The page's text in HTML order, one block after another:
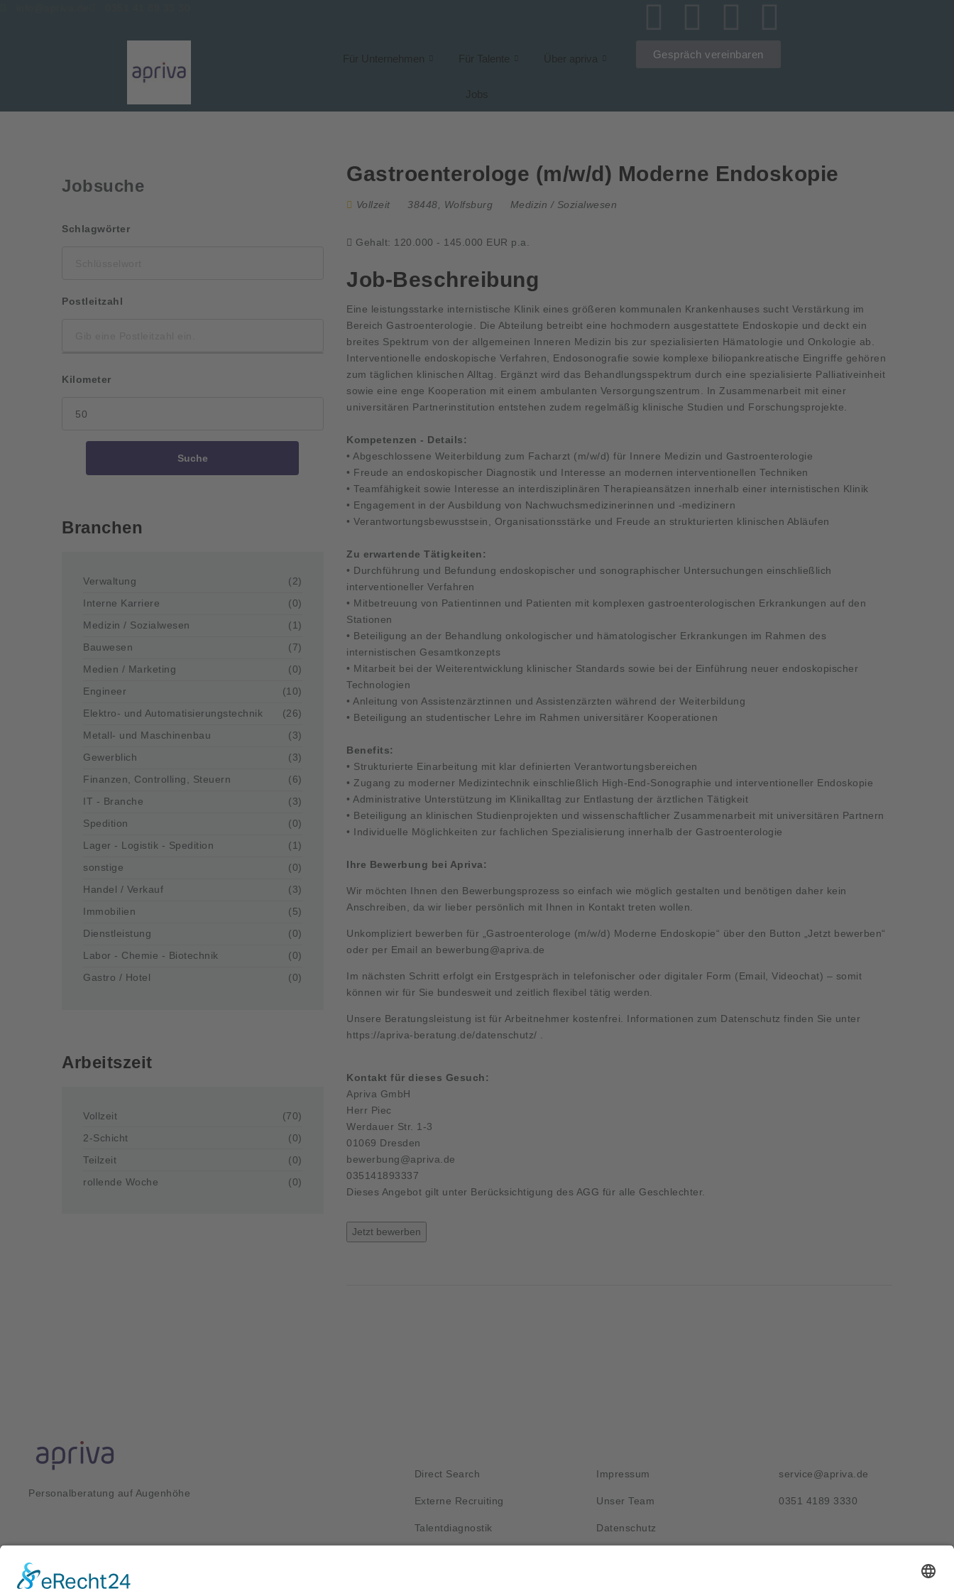
Für Unternehmen Für Talente Über apriva
Jobs
Gespräch vereinbaren
Gastroenterologe (m/w/d) Moderne Endoskopie
Vollzeit 38448, Wolfsburg Medizin / Sozialwesen
Gehalt: 120.000 - 145.000 EUR p.a.
Job-Beschreibung
Eine leistungsstarke internistische Klinik eines größeren kommunalen Krankenhauses sucht Verstärkung im
Bereich Gastroenterologie. Die Abteilung betreibt eine hochmodern ausgestattete Endoskopie und deckt ein
breites Spektrum von der allgemeinen Inneren Medizin bis zur spezialisierten Hämatologie und Onkologie ab.
Interventionelle endoskopische Verfahren, Endosonografie sowie komplexe biliopankreatische Eingriffe gehören
zum täglichen klinischen Alltag. Ergänzt wird das Behandlungsspektrum durch eine spezialisierte Palliativeinheit
sowie eine enge Kooperation mit einem ambulanten Versorgungszentrum. In Zusammenarbeit mit einer
universitären Partnerinstitution entstehen zudem regelmäßig klinische Studien und Forschungsprojekte.
Kompetenzen - Details:
• Abgeschlossene Weiterbildung zum Facharzt (m/w/d) für Innere Medizin und Gastroenterologie
• Freude an endoskopischer Diagnostik und Interesse an modernen interventionellen Techniken
• Teamfähigkeit sowie Interesse an interdisziplinären Therapieansätzen innerhalb einer internistischen Klinik
• Engagement in der Ausbildung von Nachwuchsmedizinerinnen und -medizinern
• Verantwortungsbewusstsein, Organisationsstärke und Freude an strukturierten klinischen Abläufen
Zu erwartende Tätigkeiten:
• Durchführung und Befundung endoskopischer und sonographischer Untersuchungen einschließlich
interventioneller Verfahren
• Mitbetreuung von Patientinnen und Patienten mit komplexen gastroenterologischen Erkrankungen auf den
Stationen
• Beteiligung an der Behandlung onkologischer und hämatologischer Erkrankungen im Rahmen des
internistischen Gesamtkonzepts
• Mitarbeit bei der Weiterentwicklung klinischer Standards sowie bei der Einführung neuer endoskopischer
Technologien
• Anleitung von Assistenzärztinnen und Assistenzärzten während der Weiterbildung
• Beteiligung an studentischer Lehre im Rahmen universitärer Kooperationen
Benefits:
• Strukturierte Einarbeitung mit klar definierten Verantwortungsbereichen
• Zugang zu moderner Medizintechnik einschließlich High-End-Sonographie und interventioneller Endoskopie
• Administrative Unterstützung im Klinikalltag zur Entlastung der ärztlichen Tätigkeit
• Beteiligung an klinischen Studienprojekten und wissenschaftlicher Zusammenarbeit mit universitären Partnern
• Individuelle Möglichkeiten zur fachlichen Spezialisierung innerhalb der Gastroenterologie
Ihre Bewerbung bei Apriva:
Wir möchten Ihnen den Bewerbungsprozess so einfach wie möglich gestalten und benötigen daher kein
Anschreiben, da wir lieber persönlich mit Ihnen in Kontakt treten wollen.
Unkompliziert bewerben für „Gastroenterologe (m/w/d) Moderne Endoskopie“ über den Button „Jetzt bewerben“
oder per Email an bewerbung@apriva.de
Im nächsten Schritt erfolgt ein Erstgespräch in telefonischer oder digitaler Form (Email, Videochat) – somit
können wir für Sie bundesweit und zeitlich flexibel tätig werden.
Unsere Beratungsleistung ist für Arbeitnehmer kostenfrei. Informationen zum Datenschutz finden Sie unter
https://apriva-beratung.de/datenschutz/
Kontakt für dieses Gesuch:
Apriva GmbH
Herr Piec
Werdauer Str. 1-3
01069 Dresden
bewerbung@apriva.de
035141893337
Dieses Angebot gilt unter Berücksichtigung des AGG für alle Geschlechter.
Jetzt bewerben
Jobsuche
SchlagwörterSchlüsselwort
Postleitzahl
Kilometer
Suche
Branchen
Verwaltung
(2)
Interne Karriere
(0)
Medizin / Sozialwesen
(1)
Bauwesen
(7)
Medien / Marketing
(0)
Engineer
(10)
Elektro- und Automatisierungstechnik
(26)
Metall- und Maschinenbau
(3)
Gewerblich
(3)
Finanzen, Controlling, Steuern
(6)
IT - Branche
(3)
Spedition
(0)
Lager - Logistik - Spedition
(1)
sonstige
(0)
Handel / Verkauf
(3)
Immobilien
(5)
Dienstleistung
(0)
Labor - Chemie - Biotechnik
(0)
Gastro / Hotel
(0)
Arbeitszeit
Vollzeit
(70)
2-Schicht
(0)
Teilzeit
(0)
rollende Woche
(0)
Personalberatung auf Augenhöhe
Direct Search
Externe Recruiting
Talentdiagnostik
Impressum
Unser Team
Datenschutz
service@apriva.de
0351 4189 3330